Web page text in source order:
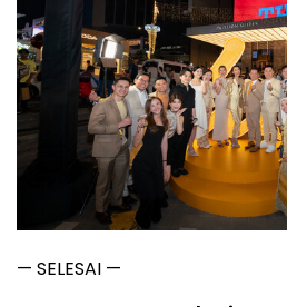
— SELESAI —